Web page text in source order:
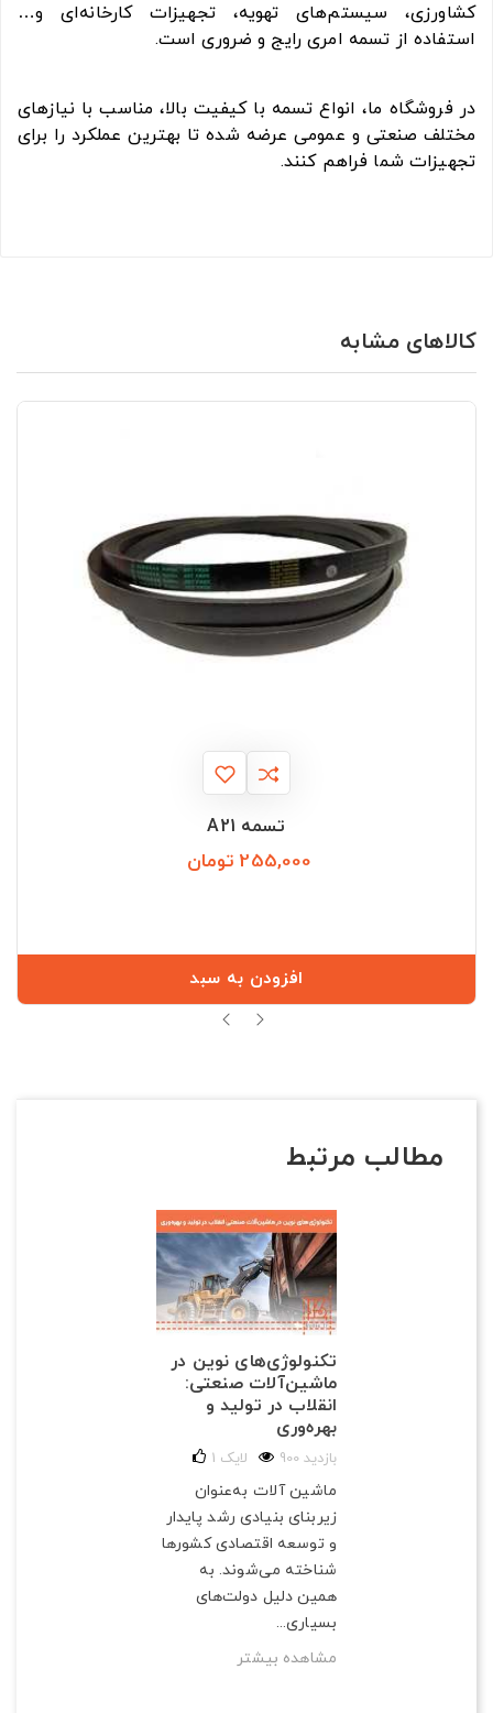
کشاورزی، سیستم‌های تهویه، تجهیزات کارخانه‌ای و…
استفاده از تسمه امری رایج و ضروری است.
در فروشگاه ما، انواع تسمه با کیفیت بالا، مناسب با نیازهای
مختلف صنعتی و عمومی عرضه شده تا بهترین عملکرد را برای
تجهیزات شما فراهم کنند.
کالاهای مشابه
تسمه A21
255,000 تومان
افزودن به سبد
مطالب مرتبط
تکنولوژی‌های نوین در
ماشین‌آلات صنعتی:
انقلاب در تولید و
بهره‌وری
900 بازدید 1 لایک
ماشین آلات به‌عنوان
زیربنای بنیادی رشد پایدار
و توسعه اقتصادی کشورها
شناخته می‌شوند. به
همین دلیل دولت‌های
بسیاری...
مشاهده بیشتر